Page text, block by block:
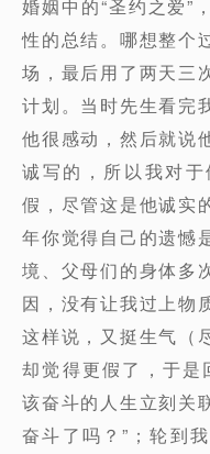
婚姻中的“圣约之爱”
性的总结。哪想整个
场，最后用了两天三
计划。当时先生看完
他很感动，然后就说
诚写的，所以我对
假，尽管这是他诚实
年你觉得自己的遗憾
境、父母们的身体多
因，没有让我过上物
这样说，又挺生气（
却觉得更假了，于是
该奋斗的人生立刻关
奋斗了吗？”；轮到